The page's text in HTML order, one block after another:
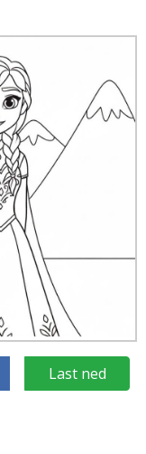
Last ned